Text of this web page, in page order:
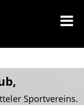
Sportvereins.